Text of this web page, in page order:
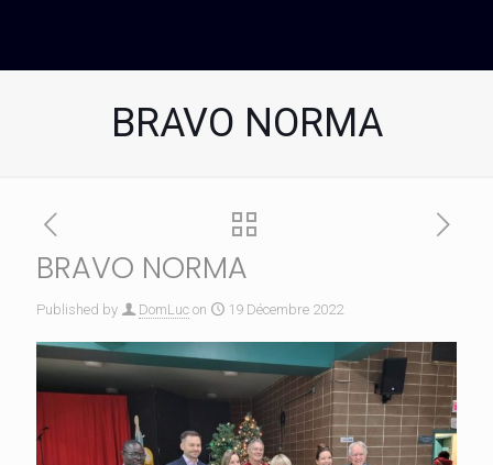
BRAVO NORMA
BRAVO NORMA
Published by DomLuc on 19 Décembre 2022